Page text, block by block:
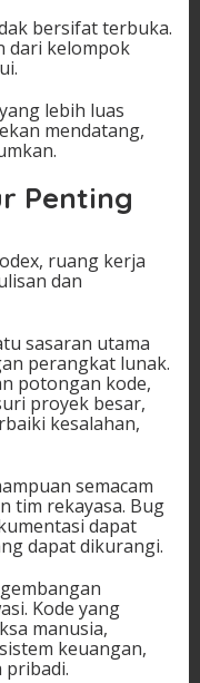
bersifat terbuka.
dari kelompok
lebih luas
mendatang,
Penting
ruang kerja
dan
sasaran utama
perangkat lunak.
potongan kode,
proyek besar,
kesalahan,
semacam
tim rekayasa. Bug
dapat
dapat dikurangi.
Kode yang
manusia,
keuangan,
pribadi.